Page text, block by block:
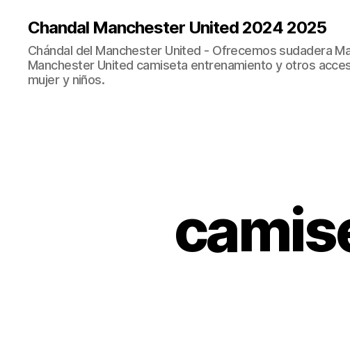
Chandal Manchester United 2024 2025
Chándal del Manchester United - Ofrecemos sudadera
Manchester United camiseta entrenamiento y otros
mujer y niños.